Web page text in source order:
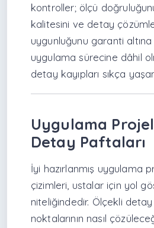
kontroller; ölçü
kalitesini ve detay
uygunluğunu garanti altına
uygulama sürecine dâhil
detay kayıpları sıkça
Uygulama
Detay Paftaları
İyi hazırlanmış uygulama
çizimleri, ustalar için yol
niteliğindedir. Ölçekli
noktalarının nasıl